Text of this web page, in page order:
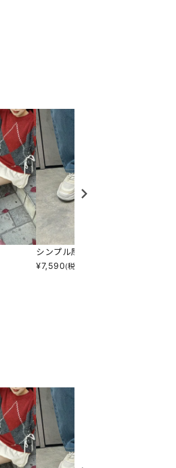
シンプル厚底スニーカー
¥7,590(税込)